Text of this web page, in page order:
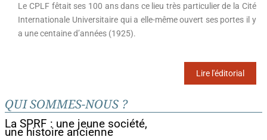
Le CPLF fêtait ses 100 ans dans ce lieu très particulier de la Cité
Internationale Universitaire qui a elle-même ouvert ses portes il y
a une centaine d’années (1925).
Lire l'éditorial
QUI SOMMES-NOUS ?
La SPRF : une jeune société,
une histoire ancienne